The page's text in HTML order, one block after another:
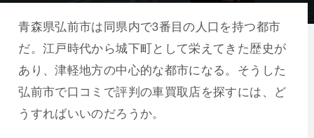
青森県弘前市は同県内で3番目の人口を持つ都市
だ。江戸時代から城下町として栄えてきた歴史が
あり、津軽地方の中心的な都市になる。そうした
弘前市で口コミで評判の車買取店を探すには、ど
うすればいいのだろうか。